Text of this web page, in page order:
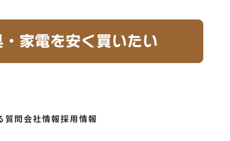
質問会社情報採用情報